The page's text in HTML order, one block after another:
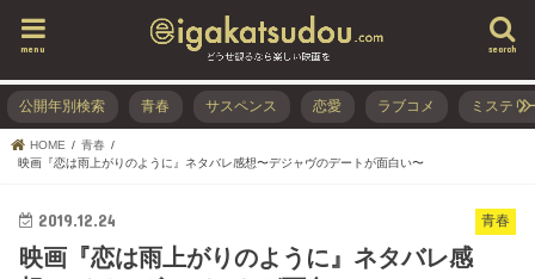
search
menu
公開年別検索 青春 サスペンス 恋愛 ラブコメ ミステリ
HOME
青春
映画『恋は雨上がりのように』ネタバレ感想〜デジャヴのデートが面白い〜
青春
2019.12.24
映画『恋は雨上がりのように』ネタバレ感